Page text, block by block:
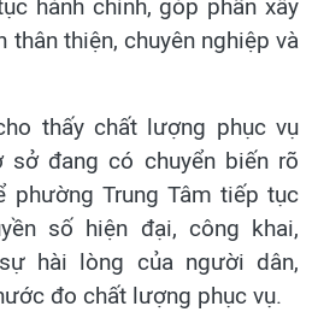
hành chính, góp phần xây
thân thiện, chuyên nghiệp và
thấy chất lượng phục vụ
sở đang có chuyển biến rõ
phường Trung Tâm tiếp tục
số hiện đại, công khai,
hài lòng của người dân,
đo chất lượng phục vụ.